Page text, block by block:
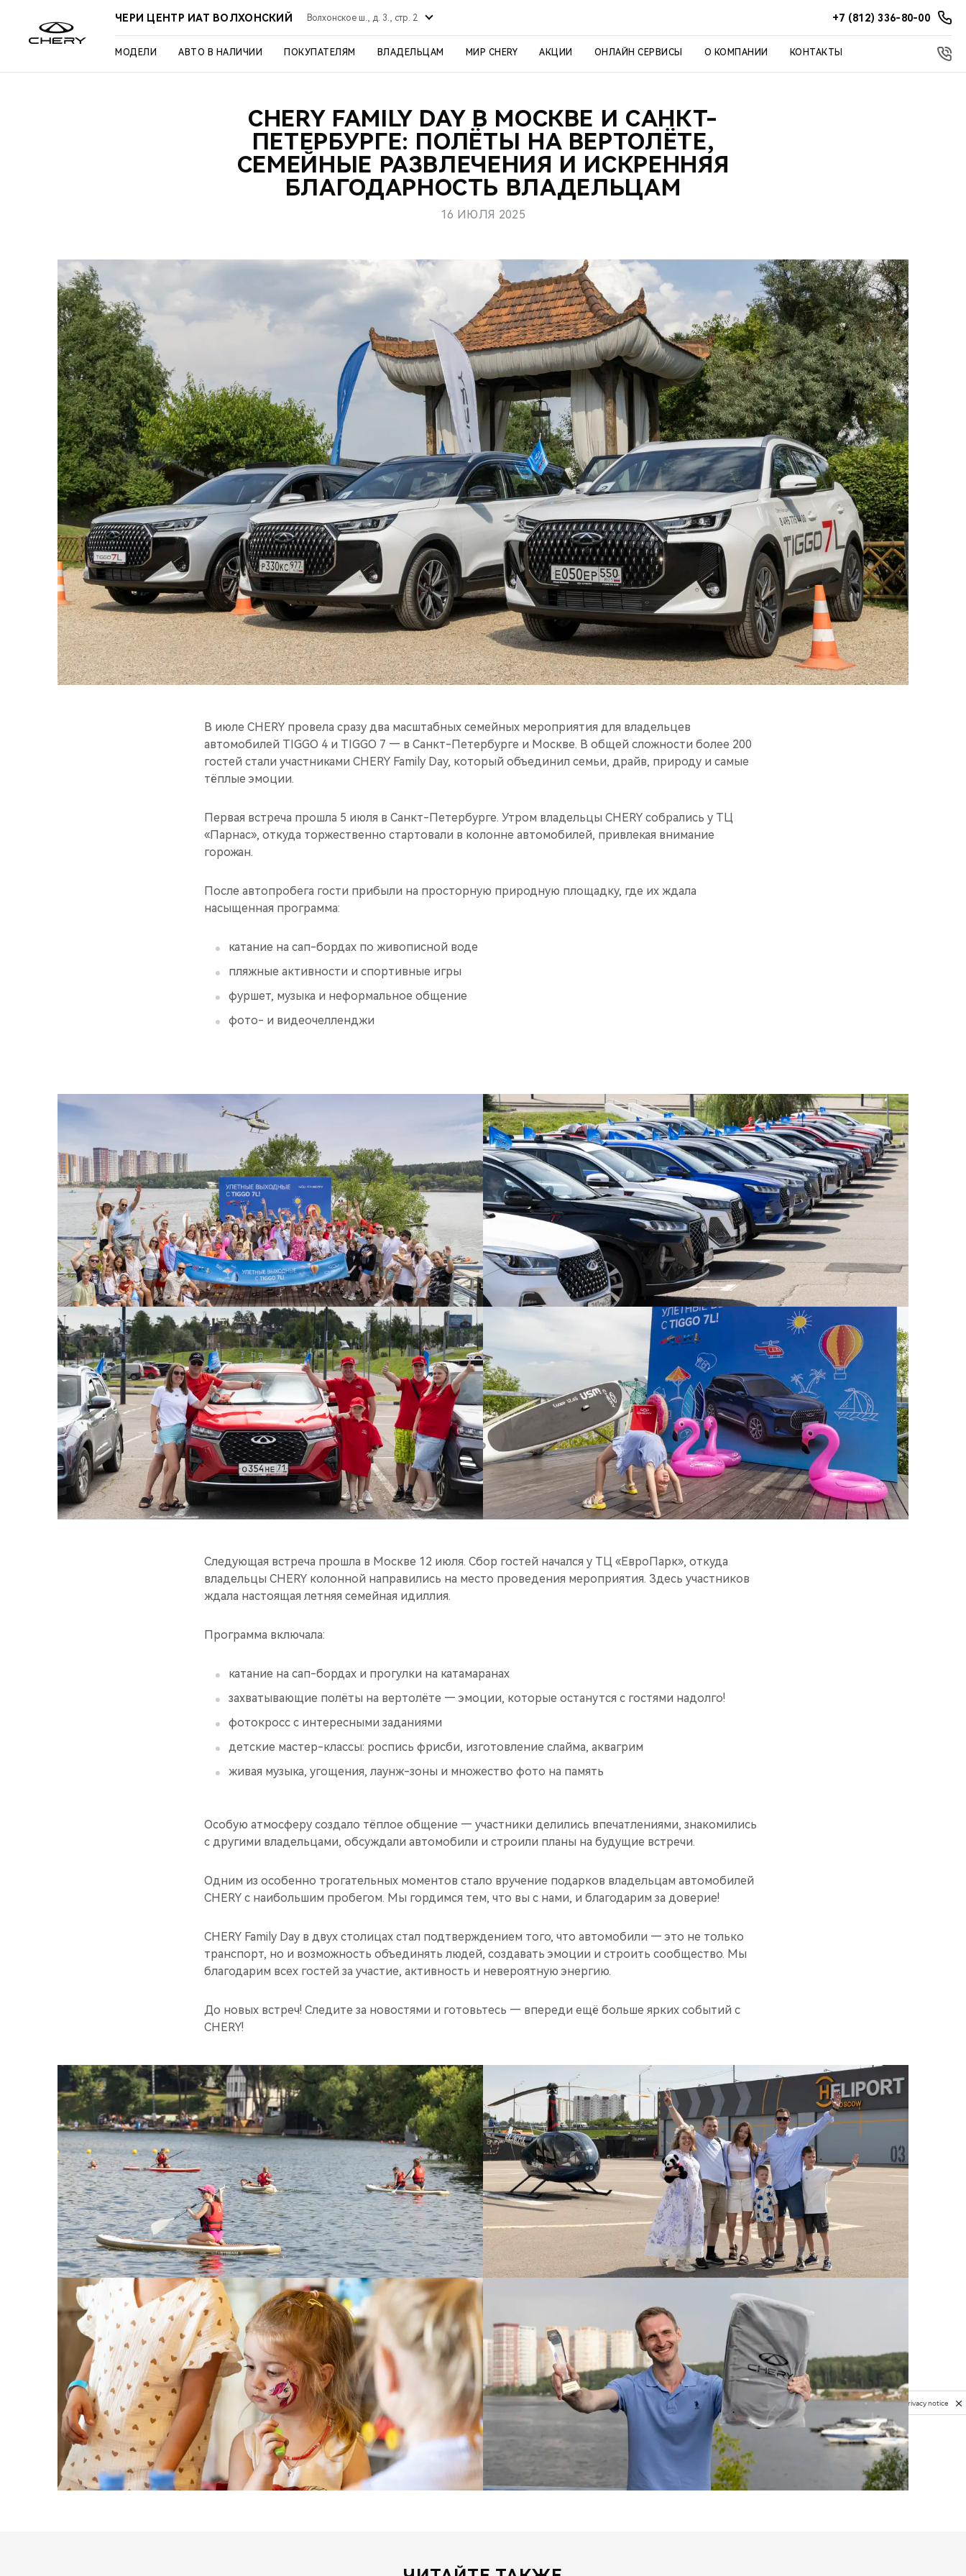
ЧЕРИ ЦЕНТР ИАТ ВОЛХОНСКИЙ Волхонское ш., д. 3., стр. 2 +7 (812) 336-80-00
МОДЕЛИ АВТО В НАЛИЧИИ ПОКУПАТЕЛЯМ ВЛАДЕЛЬЦАМ МИР CHERY АКЦИИ ОНЛАЙН СЕРВИСЫ О КОМПАНИИ КОНТАКТЫ
CHERY FAMILY DAY В МОСКВЕ И САНКТ-
ПЕТЕРБУРГЕ: ПОЛЁТЫ НА ВЕРТОЛЁТЕ,
СЕМЕЙНЫЕ РАЗВЛЕЧЕНИЯ И ИСКРЕННЯЯ
БЛАГОДАРНОСТЬ ВЛАДЕЛЬЦАМ
16 ИЮЛЯ 2025
В июле CHERY провела сразу два масштабных семейных мероприятия для владельцев
автомобилей TIGGO 4 и TIGGO 7 — в Санкт-Петербурге и Москве. В общей сложности более 200
гостей стали участниками CHERY Family Day, который объединил семьи, драйв, природу и самые
тёплые эмоции.
Первая встреча прошла 5 июля в Санкт-Петербурге. Утром владельцы CHERY собрались у ТЦ
«Парнас», откуда торжественно стартовали в колонне автомобилей, привлекая внимание
горожан.
После автопробега гости прибыли на просторную природную площадку, где их ждала
насыщенная программа:
катание на сап-бордах по живописной воде
пляжные активности и спортивные игры
фуршет, музыка и неформальное общение
фото- и видеочелленджи
Следующая встреча прошла в Москве 12 июля. Сбор гостей начался у ТЦ «ЕвроПарк», откуда
владельцы CHERY колонной направились на место проведения мероприятия. Здесь участников
ждала настоящая летняя семейная идиллия.
Программа включала:
катание на сап-бордах и прогулки на катамаранах
захватывающие полёты на вертолёте — эмоции, которые останутся с гостями надолго!
фотокросс с интересными заданиями
детские мастер-классы: роспись фрисби, изготовление слайма, аквагрим
живая музыка, угощения, лаунж-зоны и множество фото на память
Особую атмосферу создало тёплое общение — участники делились впечатлениями, знакомились
с другими владельцами, обсуждали автомобили и строили планы на будущие встречи.
Одним из особенно трогательных моментов стало вручение подарков владельцам автомобилей
CHERY с наибольшим пробегом. Мы гордимся тем, что вы с нами, и благодарим за доверие!
CHERY Family Day в двух столицах стал подтверждением того, что автомобили — это не только
транспорт, но и возможность объединять людей, создавать эмоции и строить сообщество. Мы
благодарим всех гостей за участие, активность и невероятную энергию.
До новых встреч! Следите за новостями и готовьтесь — впереди ещё больше ярких событий с
CHERY!
Privacy notice